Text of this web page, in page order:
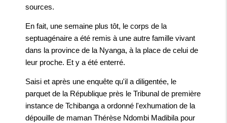
sources.
En fait, une semaine plus tôt, le corps de la
septuagénaire a été remis à une autre famille vivant
dans la province de la Nyanga, à la place de celui de
leur proche. Et y a été enterré.
Saisi et après une enquête qu'il a diligentée, le
parquet de la République près le Tribunal de première
instance de Tchibanga a ordonné l'exhumation de la
dépouille de maman Thérèse Ndombi Madibila pour